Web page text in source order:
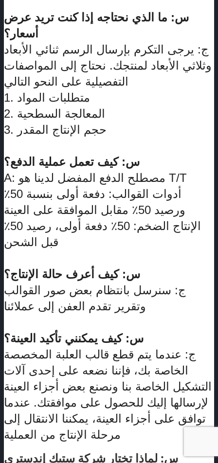
س: ما الذي نحتاجه إذا كنت تريد عرض
أسعار؟
ج: يرجى التكرم بإرسال الرسم ثنائي الأبعاد
وثلاثي الأبعاد لمنتجك. نحتاج إلى المواصفات
1. متطلبات المواد
2. المعالجة السطحية
3. حجم الإنتاج المقدر
س: كيف تعمل عملية الدفع؟
A: مصطلح الدفع المفضل لدينا هو T/T
أدوات القوالب: دفعة أولى بنسبة 50٪
الإنتاج الضخم: 50٪ دفعة أولى، رصيد 50٪
قبل الشحن
س: كيف أعرف حالة الإنتاج؟
ج: سنرسل بانتظام بعض صور القوالب
س: كيف يمكنني تأكيد العينة؟
ج: عندما يتم قطع قالب العلبة المخصصة
الخاصة بك، فإننا نضعه على إحدى آلات
التشكيل الخاصة بنا ونصنع بعض أجزاء العينة
لإرسالها إليك للحصول على موافقتك. عندما
توافق على أجزاء العينة، يمكننا الانتقال إلى
س: لماذا تختار شركة ستيك إندستري